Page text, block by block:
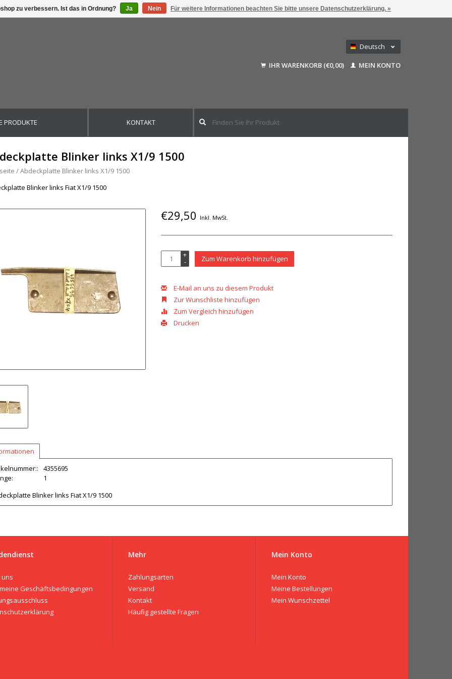
Deutsch
Français
IHR WARENKORB (€0,00) MEIN KONTO
PRODUKTE KONTAKT
Blinker links X1/9 1500
/Abdeckplatte Blinker links X1/9 1500
Blinker links Fiat X1/9 1500
€29,50 Inkl. MwSt.
+
- Zum Warenkorb hinzufügen
E-Mail an uns zu diesem Produkt
Zur Wunschliste hinzufügen
Zum Vergleich hinzufügen
Drucken
4355695
1
Blinker links Fiat X1/9 1500
uns
Geschäftsbedingungen
Mehr
Zahlungsarten
Versand
Kontakt
Häufig gestellte Fragen
Mein Konto
Mein Konto
Meine Bestellungen
Mein Wunschzettel
zu verbessern. Ist das in Ordnung? Ja Nein Für weitere Informationen beachten Sie bitte unsere Datenschutzerklärung. »